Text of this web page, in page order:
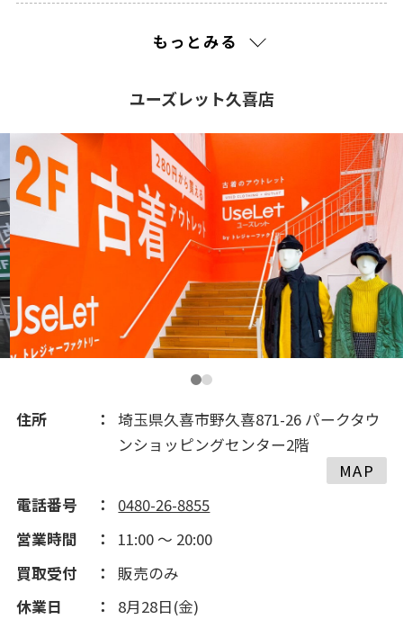
2017(225)
2016(161)
2015(101)
2014(43)
2013(18)
もっとみる
ユーズレット久喜店
住所
埼玉県久喜市野久喜871-26 パークタウ
ンショッピングセンター2階
MAP
電話番号
0480-26-8855
営業時間
11:00 ～ 20:00
買取受付
販売のみ
休業日
8月28日(金)